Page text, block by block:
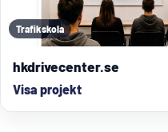
Trafikskola
hkdrivecenter.se
Visa projekt